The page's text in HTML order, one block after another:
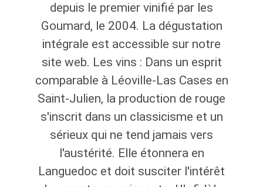
depuis le premier vinifié par les
Goumard, le 2004. La dégustation
intégrale est accessible sur notre
site web. Les vins : Dans un esprit
comparable à Léoville-Las Cases en
Saint-Julien, la production de rouge
s'inscrit dans un classicisme et un
sérieux qui ne tend jamais vers
l'austérité. Elle étonnera en
Languedoc et doit susciter l'intérêt